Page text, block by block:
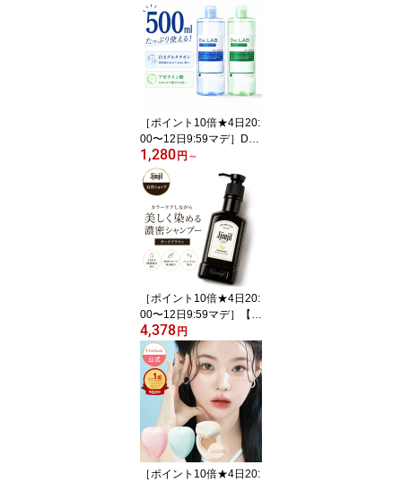
ッププランパ— プランパ
ー リップ リップグロス
ニードル 針 ウイウイ う
いうい 電撃チェリー 高
熱フィグ ほてりシアー
［ポイント10倍★4日20:
00〜12日9:59マデ］Dw.
LAB ドリップトナー ア
ゼライン酸 白玉グルタチ
オン [ 2個セット送料無
料]ディヴラボ 塗る美容
点滴 化粧水 大容量 500m
L グリシルグリシン 肌荒
れ 毛穴 アゼライン グル
タチオン トナー ディブ
1,280 円 ～
［ポイント10倍★4日20:
00〜12日9:59マデ］【公
式】【ジムジルカラーシ
ャンプー】白髪染め シャ
ンプー Jjimjil Color Sha
mpo カラーシャンプー
ダークブラウン 白髪ケア
頭皮ケア ノンジアミン
スルホコハク酸ラウレス
2Na セラミド
4,378 円
［ポイント10倍★4日20: